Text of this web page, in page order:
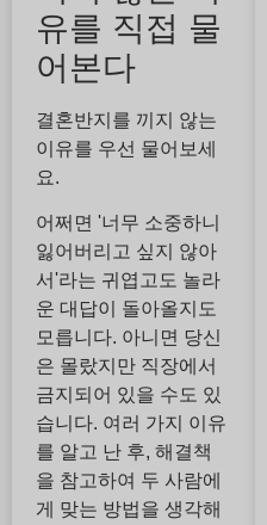
유를 직접 물
어본다
결혼반지를 끼지 않는
이유를 우선 물어보세
요.
어쩌면 '너무 소중하니
잃어버리고 싶지 않아
서'라는 귀엽고도 놀라
운 대답이 돌아올지도
모릅니다. 아니면 당신
은 몰랐지만 직장에서
금지되어 있을 수도 있
습니다. 여러 가지 이유
를 알고 난 후, 해결책
을 참고하여 두 사람에
게 맞는 방법을 생각해